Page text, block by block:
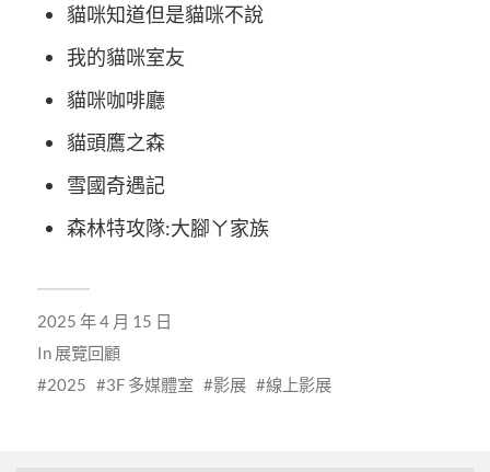
貓咪知道但是貓咪不說
我的貓咪室友
貓咪咖啡廳
貓頭鷹之森
雪國奇遇記
森林特攻隊:大腳ㄚ家族
2025 年 4 月 15 日
In 展覽回顧
2025
3F 多媒體室 影展 線上影展